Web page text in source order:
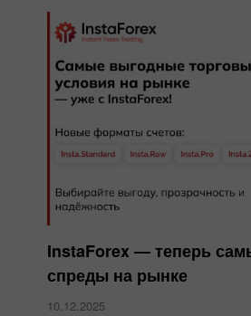
InstaForex — теперь
спреды на рынке
10.12.2025